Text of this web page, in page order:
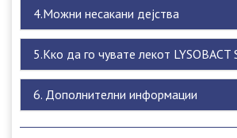
4.Можни несакани дејства
5.Кко да го чувате лекот LYSOBACT
6. Дополнителни информации